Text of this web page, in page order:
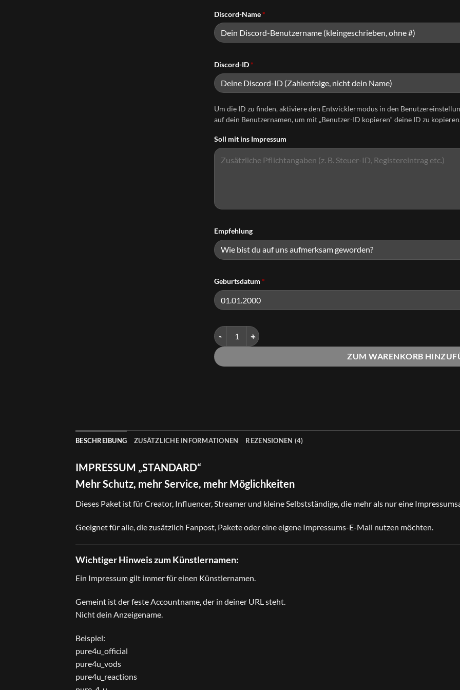
Discord-Name*
Discord-ID*
Um die ID zu finden, aktiviere den Entwicklermodus in den
auf dein Benutzernamen, um mit „Benutzer-ID kopieren“ deine ID zu
Soll mit ins Impressum
Empfehlung
Geburtsdatum *
Impressum "STANDARD" Menge
ZUM WARENKORB
BESCHREIBUNG ZUSÄTZLICHE INFORMATIONEN REZENSIONEN (4)
IMPRESSUM „STANDARD“
Mehr Schutz, mehr Service, mehr Möglichkeiten
Dieses Paket ist für Creator, Influencer, Streamer und kleine Selbstständige, die mehr als nur eine
Geeignet für alle, die zusätzlich Fanpost, Pakete oder eine eigene Impressums-E-Mail nutzen möchten.
Wichtiger Hinweis zum Künstlernamen:
Ein Impressum gilt immer für einen Künstlernamen.
Gemeint ist der feste Accountname, der in deiner URL steht.
Nicht dein Anzeigename.
Beispiel:
pure4u_official
pure4u_vods
pure4u_reactions